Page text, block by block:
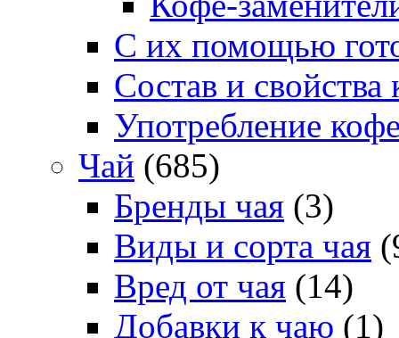
С их помощью
Состав и свойства
Употребление
Чай (685)
Бренды чая (3)
Виды и сорта чая
Вред от чая (14)
Добавки к чаю (1)